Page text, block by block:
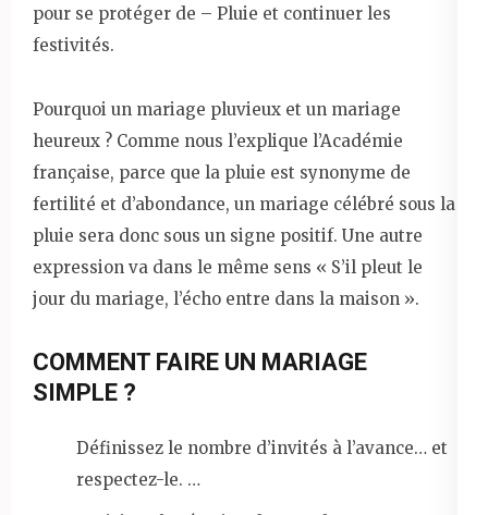
pour se protéger de – Pluie et continuer les
festivités.
Pourquoi un mariage pluvieux et un mariage
heureux ? Comme nous l’explique l’Académie
française, parce que la pluie est synonyme de
fertilité et d’abondance, un mariage célébré sous la
pluie sera donc sous un signe positif. Une autre
expression va dans le même sens « S’il pleut le
jour du mariage, l’écho entre dans la maison ».
COMMENT FAIRE UN MARIAGE
SIMPLE ?
Définissez le nombre d’invités à l’avance… et
respectez-le. …